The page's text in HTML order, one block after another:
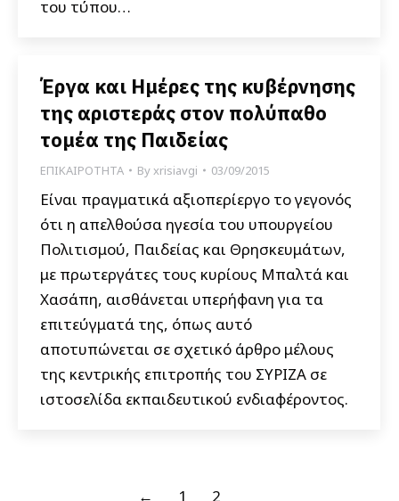
του τύπου…
Έργα και Ημέρες της κυβέρνησης
της αριστεράς στον πολύπαθο
τομέα της Παιδείας
ΕΠΙΚΑΙΡΟΤΗΤΑ Byxrisiavgi 03/09/2015
Είναι πραγματικά αξιοπερίεργο το γεγονός
ότι η απελθούσα ηγεσία του υπουργείου
Πολιτισμού, Παιδείας και Θρησκευμάτων,
με πρωτεργάτες τους κυρίους Μπαλτά και
Χασάπη, αισθάνεται υπερήφανη για τα
επιτεύγματά της, όπως αυτό
αποτυπώνεται σε σχετικό άρθρο μέλους
της κεντρικής επιτροπής του ΣΥΡΙΖΑ σε
ιστοσελίδα εκπαιδευτικού ενδιαφέροντος.
← 1 2